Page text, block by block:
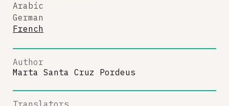
Arabic
German
French
Author
Marta Santa Cruz Pordeus
Translators